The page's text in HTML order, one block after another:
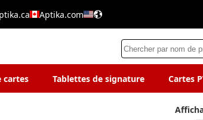
Aptika.com
cartes Tablettes de signature Cartes